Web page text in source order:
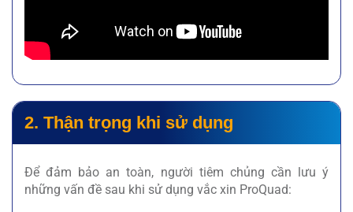
2. Thận trọng khi sử dụng
Để đảm bảo an toàn, người tiêm chủng cần lưu ý
những vấn đề sau khi sử dụng vắc xin ProQuad: